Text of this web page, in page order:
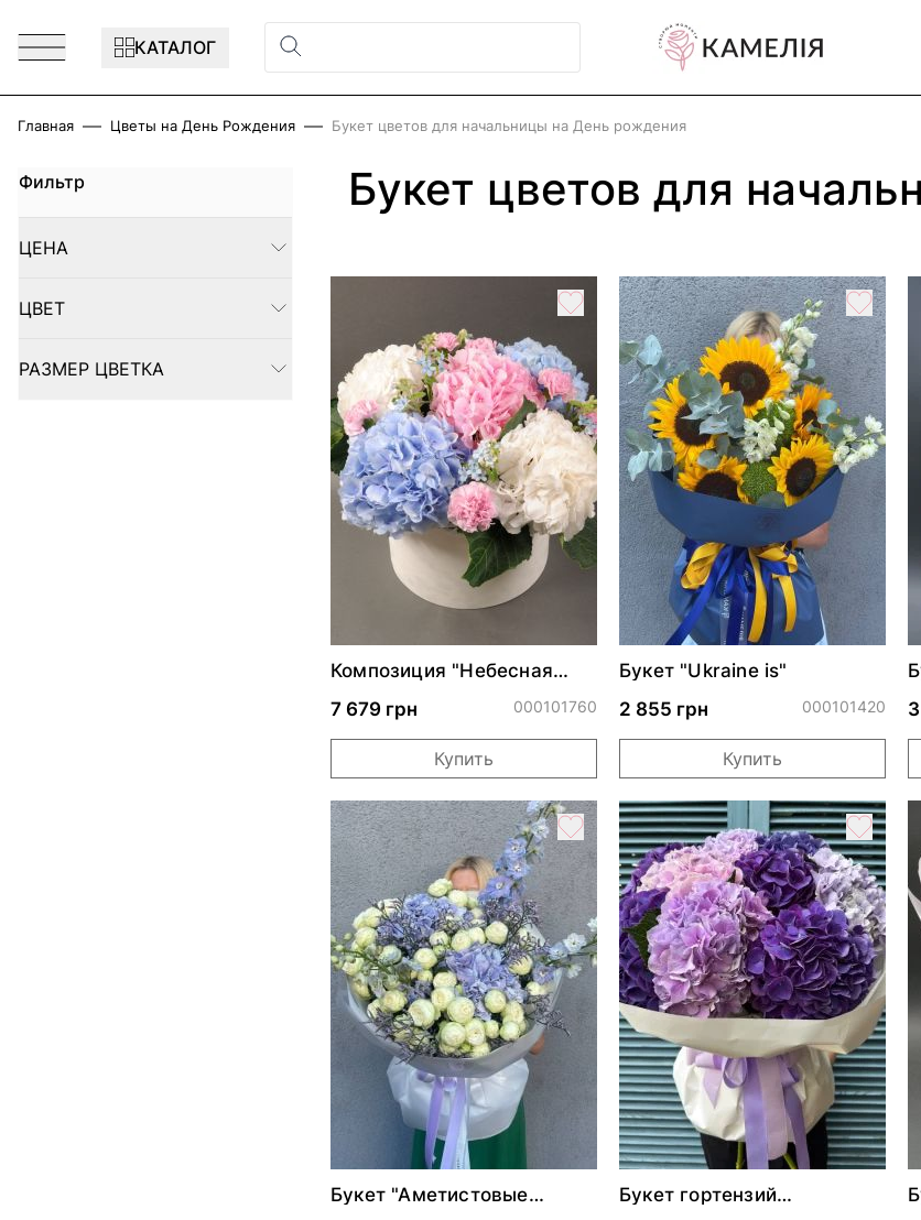
КАТАЛОГ
Главная Цветы на День Рождения Букет цветов для начальницы на День рождения
Фильтр
ЦЕНА
FILTER
ЦВЕТ
FILTER
РАЗМЕР ЦВЕТКА
FILTER
Букет цветов для
Композиция "Небесная
7 679 грн
000101760
Купить
Букет "Ukraine is"
2 855 грн
000101420
Купить
Букет "Аметистовые
Букет гортензий